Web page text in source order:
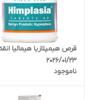
قرص هیمپلازیا هیمالیا
2026/01/23
ناموجود